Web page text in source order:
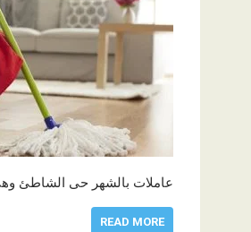
عاملات بالشهر حى الشاطئ
READ MORE